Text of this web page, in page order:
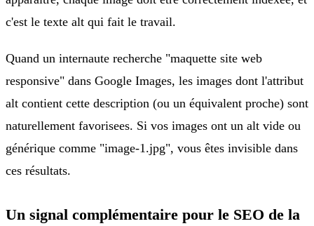
c'est le texte alt qui fait le travail.
Quand un internaute recherche "maquette site web
responsive" dans Google Images, les images dont l'attribut
alt contient cette description (ou un équivalent proche) sont
naturellement favorisees. Si vos images ont un alt vide ou
générique comme "image-1.jpg", vous êtes invisible dans
ces résultats.
Un signal complémentaire pour le SEO de la